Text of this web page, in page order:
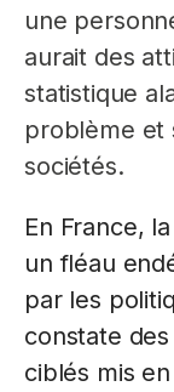
une
aurait des
statistique
problème et
sociétés.
En France,
un fléau
par les
constate
ciblés mis